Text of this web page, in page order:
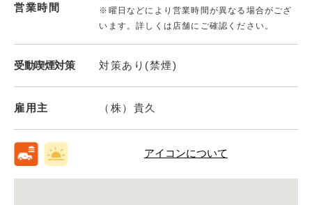
営業時間
※曜日などにより営業時間が異なる場合がござ
います。詳しくは店舗にご確認ください。
受動喫煙対策 対策あり(禁煙)
雇用主 （株）貴久
アイコンについて